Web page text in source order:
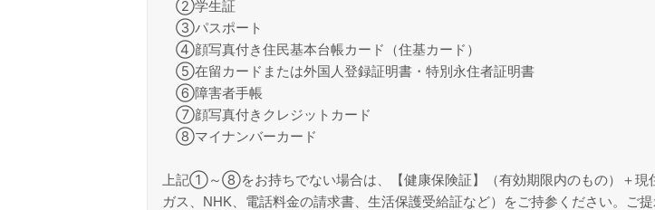
②学生証
③パスポート
④顔写真付き住民基本台帳カード（住基カード）
⑤在留カードまたは外国人登録証明書・特別永住者証明書
⑥障害者手帳
⑦顔写真付きクレジットカード
⑧マイナンバーカード
上記①～⑧をお持ちでない場合は、【健康保険証】（有効期限内のもの）＋現
ガス、NHK、電話料金の請求書、生活保護受給証など）をご持参ください。ご